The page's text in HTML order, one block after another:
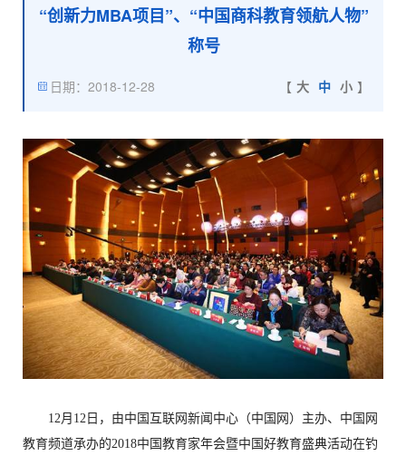
“创新力MBA项目”、“中国商科教育领航人物”
称号
日期：2018-12-28 【 大 中 小 】
12月12日，由中国互联网新闻中心（中国网）主办、中国网
教育频道承办的2018中国教育家年会暨中国好教育盛典活动在钓